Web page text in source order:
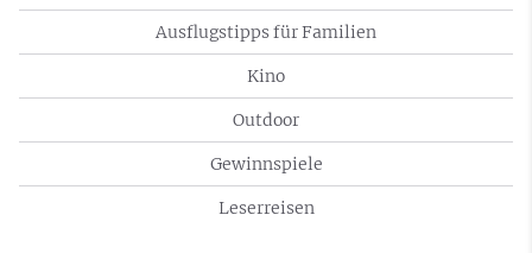
Ausflugstipps für Familien
Kino
Outdoor
Gewinnspiele
Leserreisen